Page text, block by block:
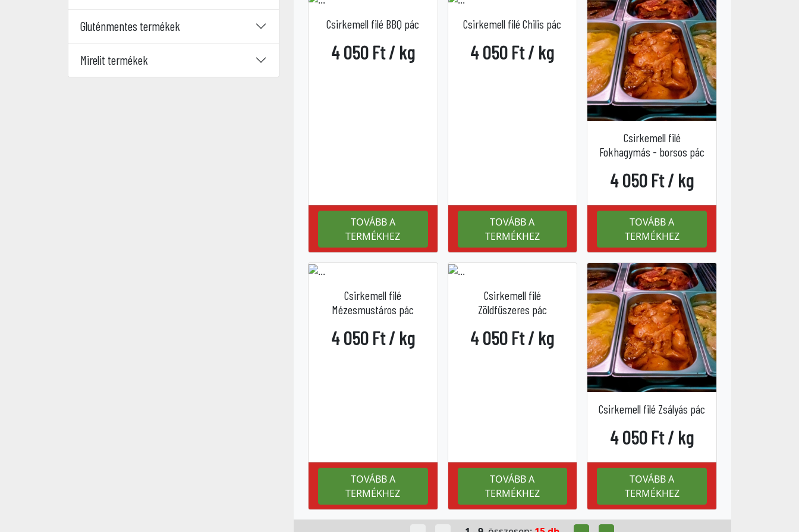
Gluténmentes termékek
Mirelit termékek
Csirkemell filé BBQ pác
4 050 Ft / kg
TOVÁBB A
TERMÉKHEZ
Csirkemell filé Chilis pác
4 050 Ft / kg
TOVÁBB A
TERMÉKHEZ
Csirkemell filé
Fokhagymás - borsos pác
4 050 Ft / kg
TOVÁBB A
TERMÉKHEZ
Csirkemell filé
Mézesmustáros pác
4 050 Ft / kg
TOVÁBB A
TERMÉKHEZ
Csirkemell filé
Zöldfűszeres pác
4 050 Ft / kg
TOVÁBB A
TERMÉKHEZ
Csirkemell filé Zsályás pác
4 050 Ft / kg
TOVÁBB A
TERMÉKHEZ